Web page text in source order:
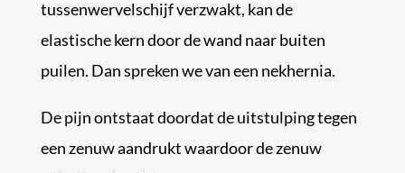
tussenwervelschijf verzwakt, kan de
elastische kern door de wand naar buiten
puilen. Dan spreken we van een nekhernia.
De pijn ontstaat doordat de uitstulping tegen
een zenuw aandrukt waardoor de zenuw